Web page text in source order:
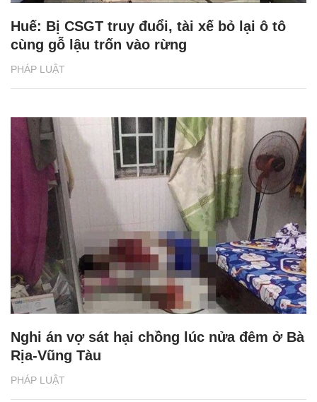
PHÁP LUẬT
Huế: Bị CSGT truy đuổi, tài xế bỏ lại ô tô
cùng gỗ lậu trốn vào rừng
PHÁP LUẬT
Nghi án vợ sát hại chồng lúc nửa đêm ở Bà
Rịa-Vũng Tàu